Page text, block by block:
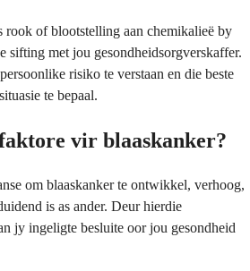
rook of blootstelling aan chemikalieë by
sifting met jou gesondheidsorgverskaffer.
risiko te verstaan en die beste
te bepaal.
vir blaaskanker?
om blaaskanker te ontwikkel, verhoog,
is as ander. Deur hierdie
jy ingeligte besluite oor jou gesondheid